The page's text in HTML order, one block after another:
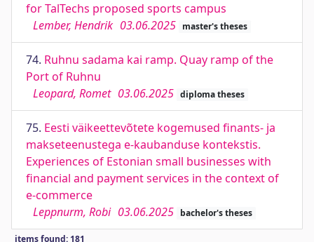
for TalTechs proposed sports campus
Lember, Hendrik 03.06.2025 master's theses
74. Ruhnu sadama kai ramp. Quay ramp of the
Port of Ruhnu
Leopard, Romet 03.06.2025 diploma theses
75. Eesti väikeettevõtete kogemused finants- ja
makseteenustega e-kaubanduse kontekstis.
Experiences of Estonian small businesses with
financial and payment services in the context of
e-commerce
Leppnurm, Robi 03.06.2025 bachelor's theses
items found: 181